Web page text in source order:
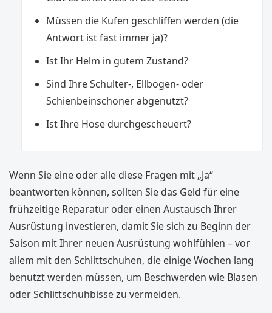
Müssen die Kufen geschliffen werden (die
Antwort ist fast immer ja)?
Ist Ihr Helm in gutem Zustand?
Sind Ihre Schulter-, Ellbogen- oder
Schienbeinschoner abgenutzt?
Ist Ihre Hose durchgescheuert?
Wenn Sie eine oder alle diese Fragen mit „Ja“
beantworten können, sollten Sie das Geld für eine
frühzeitige Reparatur oder einen Austausch Ihrer
Ausrüstung investieren, damit Sie sich zu Beginn der
Saison mit Ihrer neuen Ausrüstung wohlfühlen – vor
allem mit den Schlittschuhen, die einige Wochen lang
benutzt werden müssen, um Beschwerden wie Blasen
oder Schlittschuhbisse zu vermeiden.